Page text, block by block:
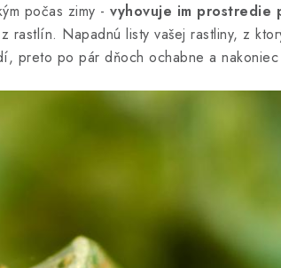
počas zimy - vyhovuje im prostredie
rastlín. Napadnú listy vašej rastliny, z
preto po pár dňoch ochabne a nakoniec